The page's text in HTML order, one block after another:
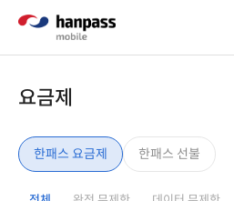
요금제
한패스 요금제 한패스 선불